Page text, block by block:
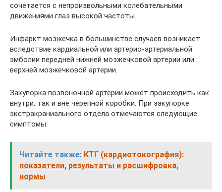
сочетается с непроизвольными колебательными
движениями глаз высокой частоты.
Инфаркт мозжечка в большинстве случаев возникает
вследствие кардиальной или артерио-артериальной
эмболии передней нижней мозжечковой артерии или
верхней мозжечковой артерии.
Закупорка позвоночной артерии может происходить как
внутри, так и вне черепной коробки. При закупорке
экстракраниального отдела отмечаются следующие
симптомы:
Читайте также: КТГ (кардиотокография):
показатели, результаты и расшифровка,
нормы